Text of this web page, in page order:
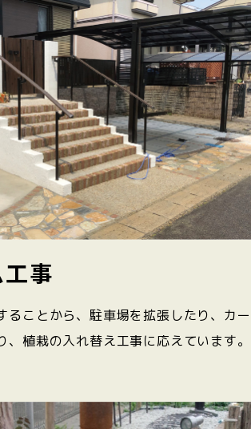
事
ることから、駐車場を拡張したり、カー
、植栽の入れ替え工事に応えています。